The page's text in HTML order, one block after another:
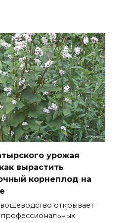
урожая
вырастить
корнеплод на
открывает